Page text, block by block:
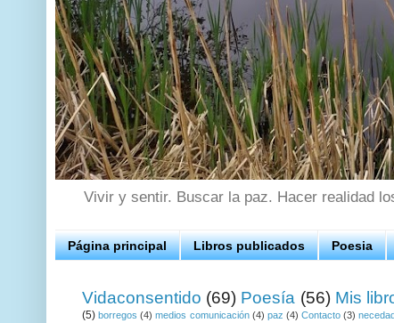
Vivir y sentir. Buscar la paz. Hacer realidad
Página principal Libros publicados Poesia
Vidaconsentido (69) Poesía (56) Mis
(5) borregos (4) medios comunicación (4) paz (4) Contacto (3)